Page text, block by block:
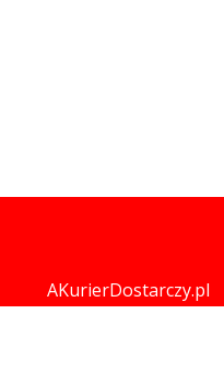
AKurierDostarczy.pl